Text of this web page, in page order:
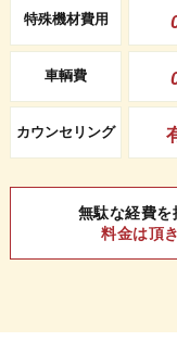
特殊機材費用
車輌費
カウンセリング
無駄な経費を
料金は頂